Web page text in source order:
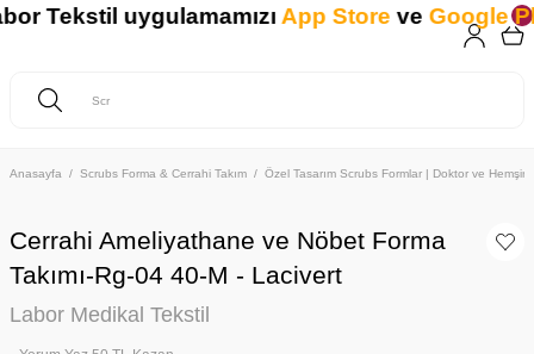
Anasayfa Scrubs Forma & Cerrahi Takım Özel Tasarım Scrubs Formlar | Doktor ve
Cerrahi Ameliyathane ve Nöbet Forma
Takımı-Rg-04 40-M - Lacivert
Labor Medikal Tekstil
Tekstil uygulamamızıApp StoreveGoogle Play